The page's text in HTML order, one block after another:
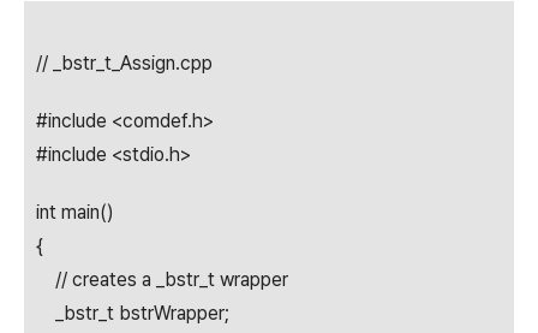
// _bstr_t_Assign.cpp
#include <comdef.h>
#include <stdio.h>
int main()
{
// creates a _bstr_t wrapper
_bstr_t bstrWrapper;